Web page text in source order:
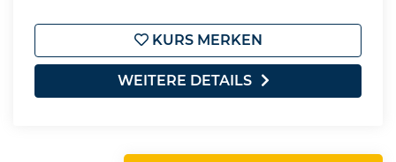
KURS MERKEN
WEITERE DETAILS